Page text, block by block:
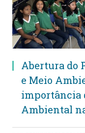
Abertura do
e Meio
importância
Ambiental